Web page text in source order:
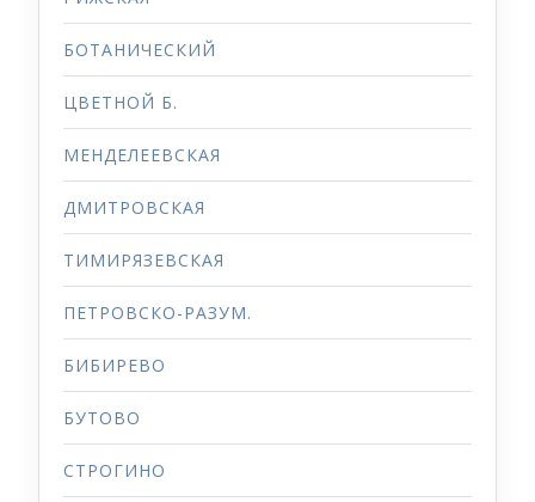
БОТАНИЧЕСКИЙ
ЦВЕТНОЙ Б.
МЕНДЕЛЕЕВСКАЯ
ДМИТРОВСКАЯ
ТИМИРЯЗЕВСКАЯ
ПЕТРОВСКО-РАЗУМ.
БИБИРЕВО
БУТОВО
СТРОГИНО